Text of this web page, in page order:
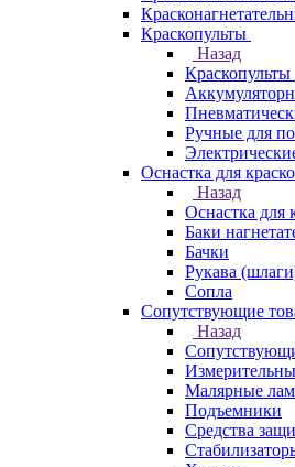
Краскопульты
Назад
Краскопульты
Ручные для
Оснастка для
Назад
Оснастка для
Баки
Бачки
Рукава
Сопла
Сопутствующие
Назад
Малярные
Подъемники
Средства